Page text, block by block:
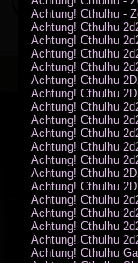
Achtung! Cthulhu -
Achtung! Cthulhu
Achtung! Cthulhu
Achtung! Cthulhu
Achtung! Cthulhu
Achtung! Cthulhu
Achtung! Cthulhu
Achtung! Cthulhu
Achtung! Cthulhu
Achtung! Cthulhu
Achtung! Cthulhu
Achtung! Cthulhu
Achtung! Cthulhu
Achtung! Cthulhu
Achtung! Cthulhu
Achtung! Cthulhu
Achtung! Cthulhu
Achtung! Cthulhu
Achtung! Cthulhu